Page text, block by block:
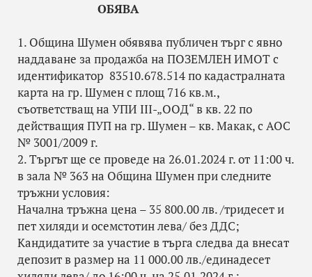
ОБЯВА
1. Община Шумен обявява публичен търг с явно
наддаване за продажба на ПОЗЕМЛЕН ИМОТ с
идентификатор 83510.678.514 по кадастралната
карта на гр. Шумен с площ 716 кв.м.,
съответстващ на УПИ III-„ООД“ в кв. 22 по
действащия ПУП на гр. Шумен – кв. Макак, с АОС
№ 3001/2009 г.
2. Търгът ще се проведе на 26.01.2024 г. от 11:00 ч.
в зала № 363 на Община Шумен при следните
тръжни условия:
Начална тръжна цена – 35 800.00 лв. /тридесет и
пет хиляди и осемстотин лева/ без ДДС;
Кандидатите за участие в търга следва да внесат
депозит в размер на 11 000.00 лв./единадесет